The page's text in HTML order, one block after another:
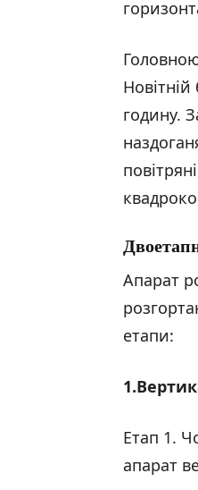
годину.
Апарат
етапи:
Етап 1.
апарат